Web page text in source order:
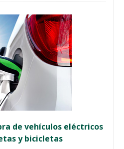
de vehículos eléctricos
y bicicletas